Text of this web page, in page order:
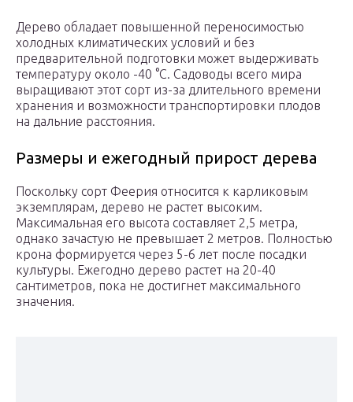
Дерево обладает повышенной переносимостью
холодных климатических условий и без
предварительной подготовки может выдерживать
температуру около -40 °C. Садоводы всего мира
выращивают этот сорт из-за длительного времени
хранения и возможности транспортировки плодов
на дальние расстояния.
Размеры и ежегодный прирост дерева
Поскольку сорт Феерия относится к карликовым
экземплярам, дерево не растет высоким.
Максимальная его высота составляет 2,5 метра,
однако зачастую не превышает 2 метров. Полностью
крона формируется через 5-6 лет после посадки
культуры. Ежегодно дерево растет на 20-40
сантиметров, пока не достигнет максимального
значения.